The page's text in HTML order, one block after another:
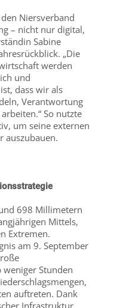
Niersverband
– nicht nur digital,
Sabine
„Die
werden
und
dass wir als
Verantwortung
So nutzte
um seine externen
auszubauen.
698 Millimetern
Mittels,
Extremen.
am 9. September
Stunden
auftreten. Dank
Infrastruktur